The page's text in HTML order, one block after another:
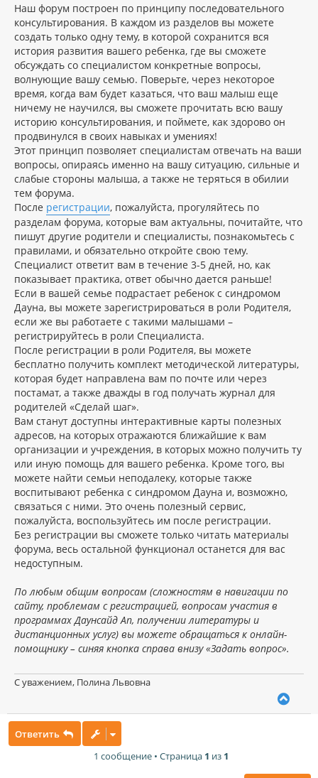
Наш форум построен по принципу последовательного
консультирования. В каждом из разделов вы можете
создать только одну тему, в которой сохранится вся
история развития вашего ребенка, где вы сможете
обсуждать со специалистом конкретные вопросы,
волнующие вашу семью. Поверьте, через некоторое
время, когда вам будет казаться, что ваш малыш еще
ничему не научился, вы сможете прочитать всю вашу
историю консультирования, и поймете, как здорово он
продвинулся в своих навыках и умениях!
Этот принцип позволяет специалистам отвечать на ваши
вопросы, опираясь именно на вашу ситуацию, сильные и
слабые стороны малыша, а также не теряться в обилии
тем форума.
После регистрации, пожалуйста, прогуляйтесь по
разделам форума, которые вам актуальны, почитайте, что
пишут другие родители и специалисты, познакомьтесь с
правилами, и обязательно откройте свою тему.
Специалист ответит вам в течение 3-5 дней, но, как
показывает практика, ответ обычно дается раньше!
Если в вашей семье подрастает ребенок с синдромом
Дауна, вы можете зарегистрироваться в роли Родителя,
если же вы работаете с такими малышами –
регистрируйтесь в роли Специалиста.
После регистрации в роли Родителя, вы можете
бесплатно получить комплект методической литературы,
которая будет направлена вам по почте или через
постамат, а также дважды в год получать журнал для
родителей «Сделай шаг».
Вам станут доступны интерактивные карты полезных
адресов, на которых отражаются ближайшие к вам
организации и учреждения, в которых можно получить ту
или иную помощь для вашего ребенка. Кроме того, вы
можете найти семьи неподалеку, которые также
воспитывают ребенка с синдромом Дауна и, возможно,
связаться с ними. Это очень полезный сервис,
пожалуйста, воспользуйтесь им после регистрации.
Без регистрации вы сможете только читать материалы
форума, весь остальной функционал останется для вас
недоступным.
По любым общим вопросам (сложностям в навигации по
сайту, проблемам с регистрацией, вопросам участия в
программах Даунсайд Ап, получении литературы и
дистанционных услуг) вы можете обращаться к онлайн-
помощнику – синяя кнопка справа внизу «Задать вопрос».
С уважением, Полина Львовна
Ответить
1 сообщение • Страница 1 из 1